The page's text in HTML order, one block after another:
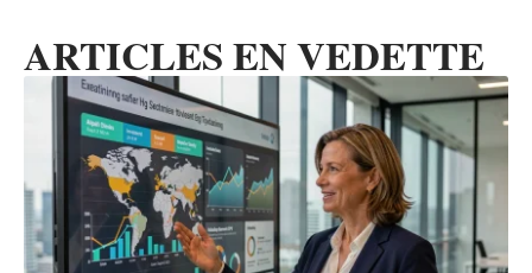
ARTICLES EN VEDETTE